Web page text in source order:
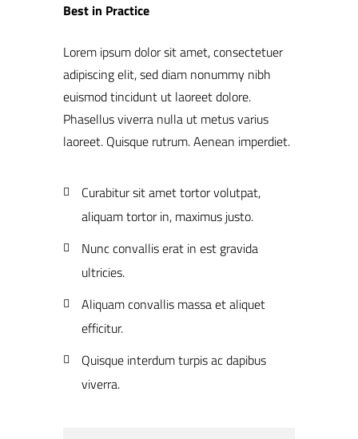
Best in Practice
Lorem ipsum dolor sit amet, consectetuer
adipiscing elit, sed diam nonummy nibh
euismod tincidunt ut laoreet dolore.
Phasellus viverra nulla ut metus varius
laoreet. Quisque rutrum. Aenean imperdiet.
Curabitur sit amet tortor volutpat,
aliquam tortor in, maximus justo.
Nunc convallis erat in est gravida
ultricies.
Aliquam convallis massa et aliquet
efficitur.
Quisque interdum turpis ac dapibus
viverra.